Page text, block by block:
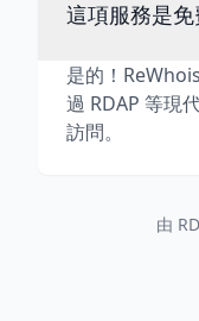
這項服務是免
是的！
過 RDAP 等現
訪問。
由